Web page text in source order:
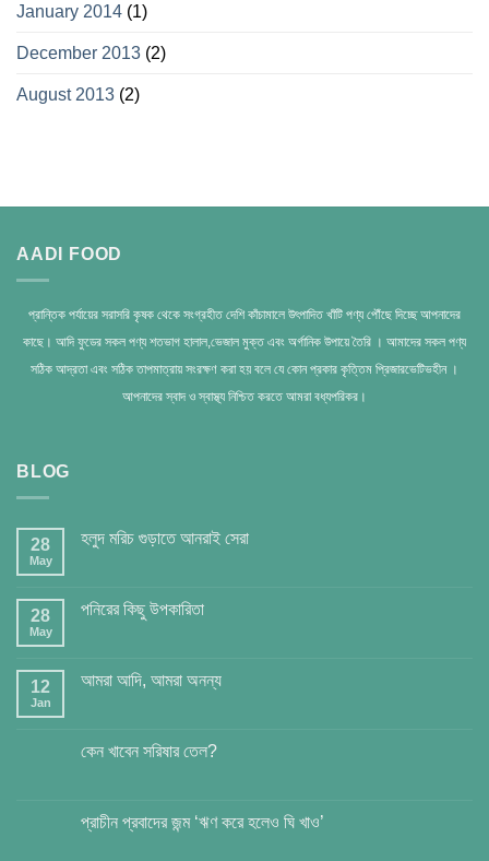
January 2014 (1)
December 2013 (2)
August 2013 (2)
AADI FOOD
প্রান্তিক পর্যায়ের সরাসরি কৃষক থেকে সংগ্রহীত দেশি কাঁচামালে উৎপাদিত খাঁটি পণ্য পৌঁছে দিচ্ছে আপনাদের
কাছে। আদি ফুডের সকল পণ্য শতভাগ হালাল,ভেজাল মুক্ত এবং অর্গানিক উপায়ে তৈরি । আমাদের সকল পণ্য
সঠিক আদ্রতা এবং সঠিক তাপমাত্রায় সংরক্ষণ করা হয় বলে যে কোন প্রকার কৃত্তিম প্রিজারভেটিভহীন ।
আপনাদের স্বাদ ও স্বাস্থ্য নিশ্চিত করতে আমরা বধ্যপরিকর।
BLOG
28
May
হলুদ মরিচ গুড়াতে আনরাই সেরা
28
May
পনিরের কিছু উপকারিতা
12
Jan
আমরা আদি, আমরা অনন্য
কেন খাবেন সরিষার তেল?
প্রাচীন প্রবাদের জন্ম ‘ঋণ করে হলেও ঘি খাও’